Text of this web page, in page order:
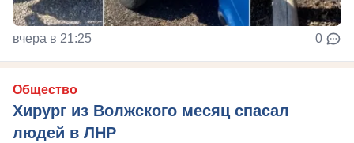
вчера в 21:25 0
Общество
Хирург из Волжского месяц спасал
людей в ЛНР